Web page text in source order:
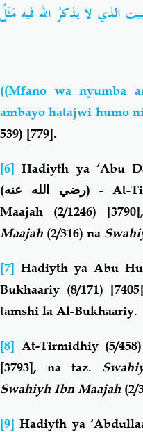
الذي لا يذكرُ الله فيه مَثَلُ
((Mfano wa nyumba
ambayo hatajwi humo
539) [779].
[6] Hadiyth ya ‘Abu
(رضي الله عنه) - At-
Maajah (2/1246)
Maajah (2/316) na
[7] Hadiyth ya Abu
Bukhaariy (8/171)
tamshi la Al-Bukhaariy.
[8] At-Tirmidhiy (5/
[3793], na taz.
Swahiyh Ibn Maajah (2/
[9] Hadiyth ya